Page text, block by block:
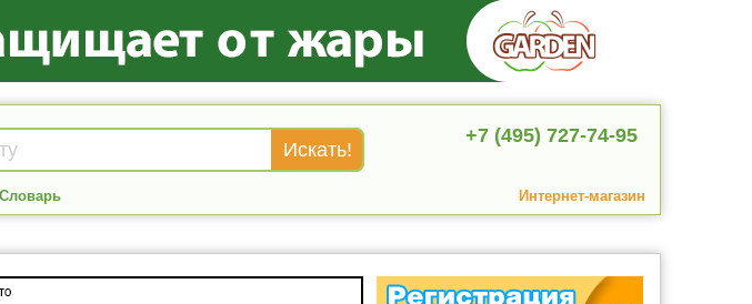
+7 (495) 727-74-95
Словарь Интернет-магазин